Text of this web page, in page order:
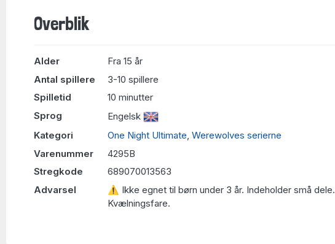
Overblik
Alder
Fra 15 år
Antal spillere
3-10 spillere
Spilletid
10 minutter
Sprog
Engelsk
Kategori
One Night Ultimate, Werewolves serierne
Varenummer
4295B
Stregkode
689070013563
Advarsel
⚠ Ikke egnet til børn under 3 år. Indeholder små dele.
Kvælningsfare.